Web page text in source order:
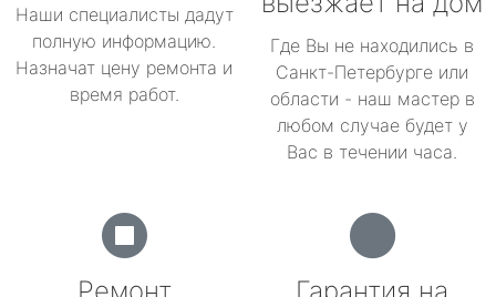
Наши специалисты дадут
полную информацию.
Назначат цену ремонта и
время работ.
Где Вы не находились в
Санкт-Петербурге или
области - наш мастер в
любом случае будет у
Вас в течении часа.